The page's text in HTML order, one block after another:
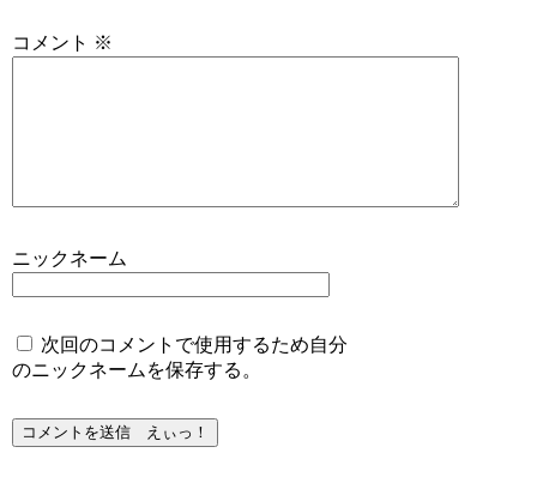
コメント ※
ニックネーム
次回のコメントで使用するため自分
のニックネームを保存する。